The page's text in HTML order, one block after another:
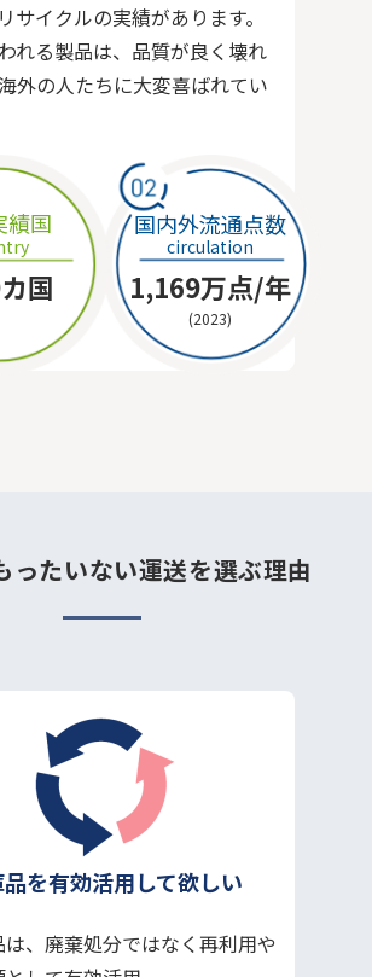
サイクルの実績があります。
れる製品は、品質が良く壊れ
外の人たちに大変喜ばれてい
績国
国 1,169万点/年
国内外流通点数
circulation
(2023)
ったいない運送を選ぶ理由
を有効活用して欲しい
、廃棄処分ではなく再利用や